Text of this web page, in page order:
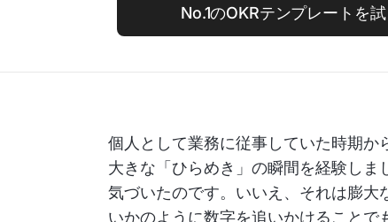
No.1のOKRテンプレートを
個人として業務に従事していた時期
大きな「ひらめき」の瞬間を経験しま
気づいたのです。いいえ、それは膨
いかのように数字を追いかけること